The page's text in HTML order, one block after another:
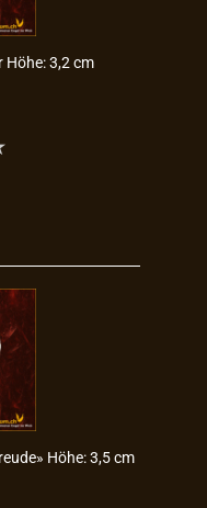
Höhe: 3,2 cm
Höhe: 3,5 cm